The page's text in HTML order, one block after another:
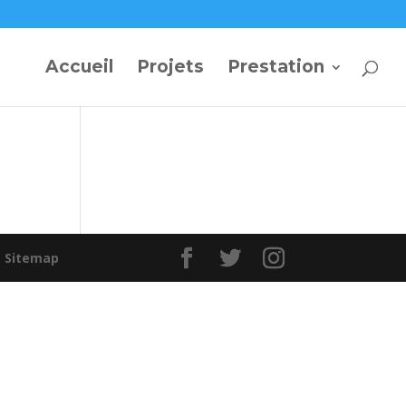
Accueil Projets Prestation
Sitemap